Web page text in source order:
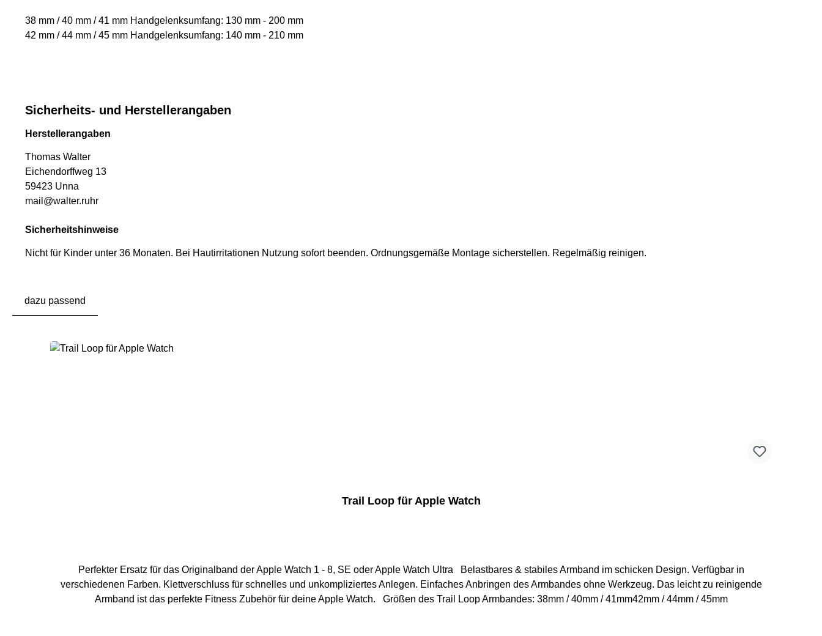
38 mm / 40 mm / 41 mm Handgelenksumfang: 130 mm - 200 mm
42 mm / 44 mm / 45 mm Handgelenksumfang: 140 mm - 210 mm
Sicherheits- und Herstellerangaben
Herstellerangaben
Thomas Walter
Eichendorffweg 13
59423 Unna
mail@walter.ruhr
Sicherheitshinweise
Nicht für Kinder unter 36 Monaten. Bei Hautirritationen Nutzung sofort beenden. Ordnungsgemäße Montage sicherstellen. Regelmäßig reinigen.
dazu passend
Trail Loop für Apple Watch
Perfekter Ersatz für das Originalband der Apple Watch 1 - 8, SE oder Apple Watch Ultra Belastbares & stabiles Armband im schicken Design. Verfügbar in
verschiedenen Farben. Klettverschluss für schnelles und unkompliziertes Anlegen. Einfaches Anbringen des Armbandes ohne Werkzeug. Das leicht zu reinigende
Armband ist das perfekte Fitness Zubehör für deine Apple Watch. Größen des Trail Loop Armbandes: 38mm / 40mm / 41mm42mm / 44mm / 45mm